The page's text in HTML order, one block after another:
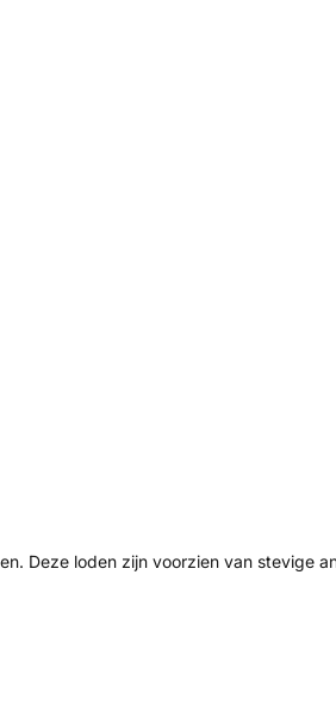
Deze loden zijn voorzien van stevige